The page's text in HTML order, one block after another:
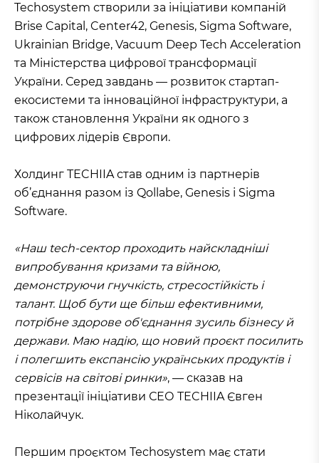
Techosystem створили за ініціативи компаній
Brise Capital, Center42, Genesis, Sigma Software,
Ukrainian Bridge, Vacuum Deep Tech Acceleration
та Міністерства цифрової трансформації
України. Серед завдань — розвиток стартап-
екосистеми та інноваційної інфраструктури, а
також становлення України як одного з
цифрових лідерів Європи.
Холдинг TECHIIA став одним із партнерів
об’єднання разом із Qollabe, Genesis і Sigma
Software.
«Наш tech-сектор проходить найскладніші
випробування кризами та війною,
демонструючи гнучкість, стресостійкість і
талант. Щоб бути ще більш ефективними,
потрібне здорове об'єднання зусиль бізнесу й
держави. Маю надію, що новий проєкт посилить
і полегшить експансію українських продуктів і
сервісів на світові ринки», — сказав на
презентації ініціативи СЕО TECHIIA Євген
Ніколайчук.
Першим проєктом Techosystem має стати